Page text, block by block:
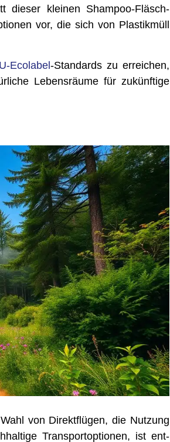
die­ser klei­nen Sham­poo-Fläsch­
vor, die sich von Plas­tik­müll
Eco­la­bel-Stan­dards zu errei­chen,
Lebens­räu­me für zukünf­ti­ge
von Direkt­flü­gen, die Nut­zung
Trans­port­op­tio­nen, ist ent­